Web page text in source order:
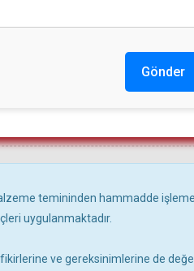
Gönder
temininden hammadde
uygulanmaktadır.
ve gereksinimlerine de